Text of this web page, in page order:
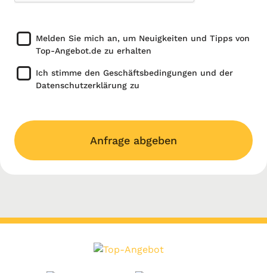
Melden Sie mich an, um Neuigkeiten und Tipps von
Top-Angebot.de zu erhalten
Ich stimme den Geschäftsbedingungen und der
Datenschutzerklärung zu
Anfrage abgeben